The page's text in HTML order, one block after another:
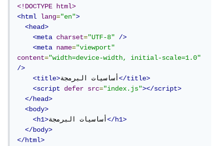
<!DOCTYPE html>
<html
lang="en">
<head>
<meta
charset="UTF-8"
/>
<meta
name="viewport"
content="width=device-width, initial-scale=1.0"
/>
<title>أساسيات البرمجة</title>
<script
defer src="index.js"></script>
</head>
<body>
<h1>أساسيات البرمجة</h1>
</body>
</html>